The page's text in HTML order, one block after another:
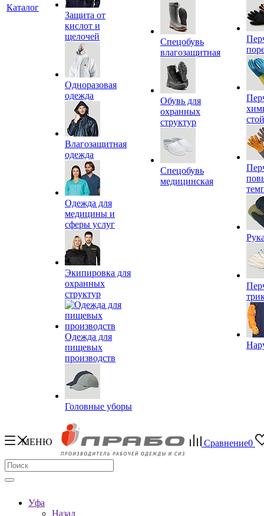
Каталог
Защита от
кислот и
щелочей
Одноразовая
одежда
Влагозащитная
одежда
Одежда для
медицины и
сферы услуг
Экипировка для
охранных
структур
Одежда для
пищевых
производств
Головные уборы
Спецобувь
влагозащитная
Обувь для
охранных
структур
Спецобувь
медицинская
МЕНЮ Сравнение0
Уфа
Назад